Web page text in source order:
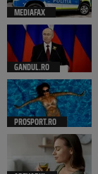
MEDIAFAX
GANDUL.RO
PROSPORT.RO